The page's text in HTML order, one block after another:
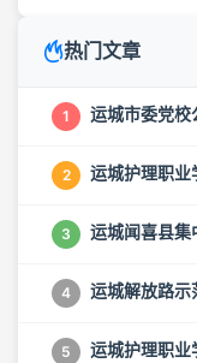
热门文章
1 运城市委党校
2 运城护理职业
3 运城闻喜县集
4 运城解放路示
5 运城护理职业